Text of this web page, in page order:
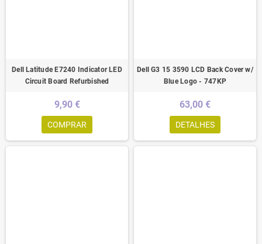
Dell Latitude E7240 Indicator LED
Circuit Board Refurbished
9,90 €
COMPRAR
Dell G3 15 3590 LCD Back Cover w/
Blue Logo - 747KP
63,00 €
DETALHES